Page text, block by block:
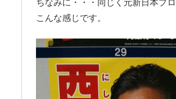
ちなみに・・・同じく元新日本プ
こんな感じです。